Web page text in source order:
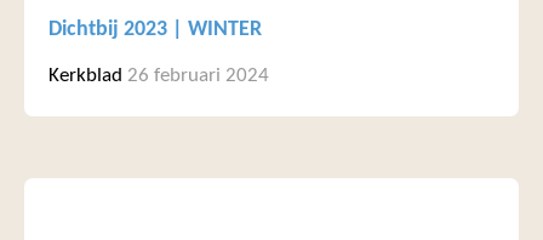
Dichtbij 2023 | WINTER
Kerkblad 26 februari 2024